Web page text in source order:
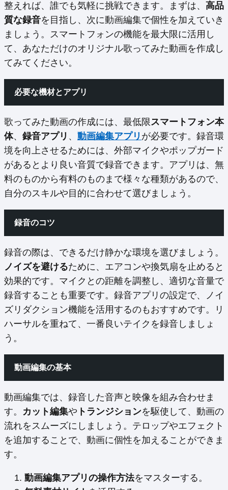
整えれば、誰でも気軽に挑戦できます。まずは、 高品
質な録音を目指し、次に動画編集で個性を加えていき
ましょう。スマートフォンの機能を最大限に活用し
て、あなただけのオリジナル歌ってみた動画を作成し
てみてください。
必要な機材とアプリ
歌ってみた動画の作成には、最低限スマートフォン本
体、 録音アプリ 、 動画編集アプリ が必要です。録音環
境を向上させるためには、外部マイクやポップガード
があるとより良い音質で録音できます。アプリは、無
料のものから有料のものまで様々な種類があるので、
自分のスキルや目的に合わせて選びましょう。
録音のコツ
録音の際は、できるだけ静かな環境を選びましょう。
ノイズを避けるために、エアコンや換気扇を止めると
効果的です。マイクとの距離を調整し、適切な音量で
録音することも重要です。録音アプリの設定で、ノイ
ズリダクション機能を活用するのもおすすめです。リ
ハーサルを重ねて、一番良いテイクを録音しましょ
う。
動画編集の基本
動画編集では、録音した音声と映像を組み合わせま
す。 カット編集や トランジションを駆使して、動画の
流れをスムーズにしましょう。テロップやエフェクト
を追加することで、動画に個性を加えることができま
す。
動画編集アプリの操作方法をマスターする。